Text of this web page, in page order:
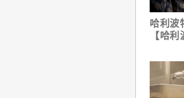
哈利波
【哈
1週重